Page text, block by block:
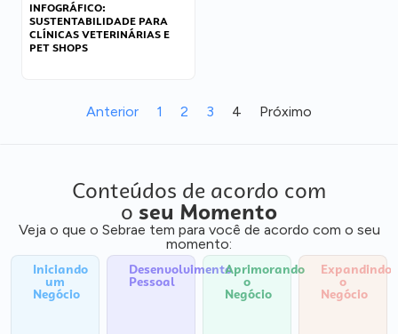
INFOGRÁFICO:
SUSTENTABILIDADE PARA
CLÍNICAS VETERINÁRIAS E
PET SHOPS
Anterior 1 2 3 4 Próximo
Conteúdos de acordo com
o seu Momento
Veja o que o Sebrae tem para você de acordo com o seu
momento:
Iniciando
um
Negócio
Desenvolvimento
Pessoal
Aprimorando
o
Negócio
Expandindo
o
Negócio